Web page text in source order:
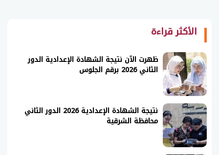
الأكثر قراءة
ظهرت الآن نتيجة الشهادة الإعدادية الدور
الثاني 2026 برقم الجلوس
نتيجة الشهادة الإعدادية 2026 الدور الثاني
محافظة الشرقية